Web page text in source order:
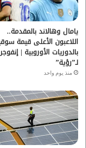
يامال وهالاند بالمقدمة..
اللاعبون الأعلى قيمة
بالدوريات الأوروبية |
لـ”رؤية”
منذ يوم واحد